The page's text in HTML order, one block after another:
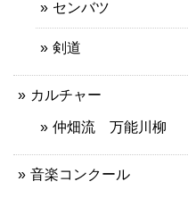
センバツ
剣道
カルチャー
仲畑流 万能川柳
音楽コンクール